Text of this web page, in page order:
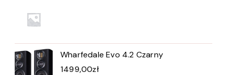
Wharfedale Evo 4.2 Czarny
1499,00zł